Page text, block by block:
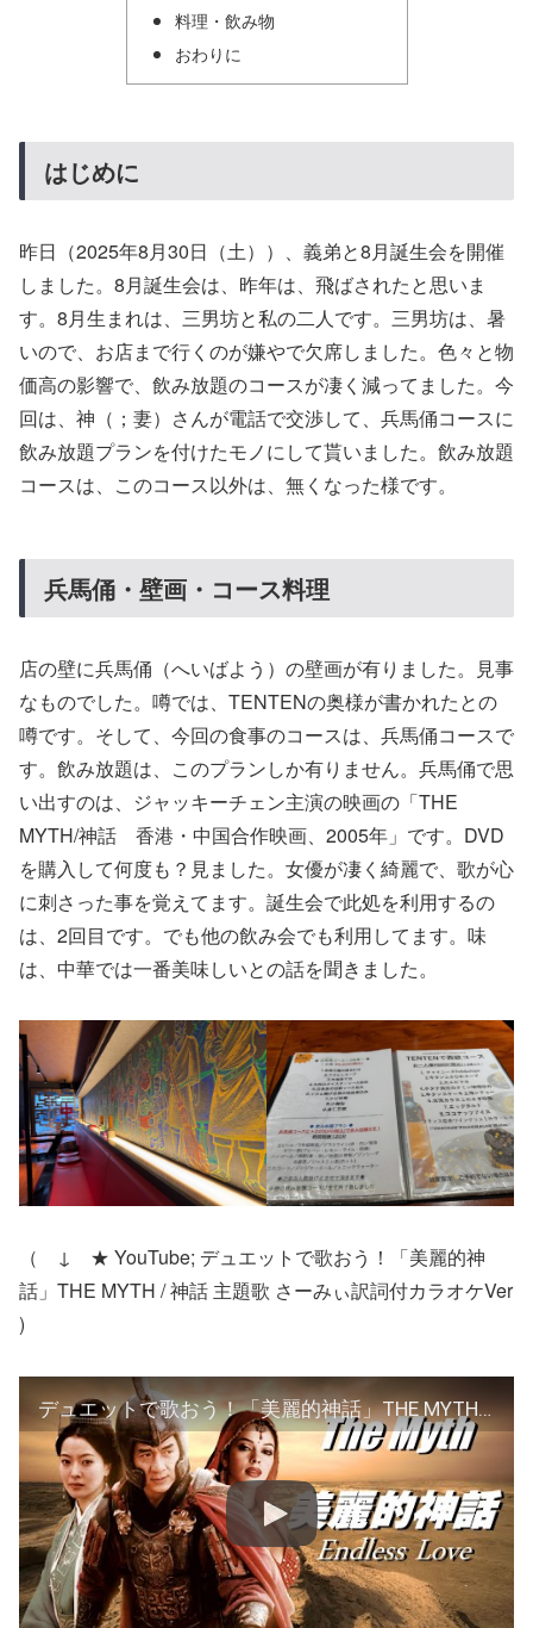
料理・飲み物
おわりに
はじめに
昨日（2025年8月30日（土））、義弟と8月誕生会を開催
しました。8月誕生会は、昨年は、飛ばされたと思いま
す。8月生まれは、三男坊と私の二人です。三男坊は、暑
いので、お店まで行くのが嫌やで欠席しました。色々と物
価高の影響で、飲み放題のコースが凄く減ってました。今
回は、神（；妻）さんが電話で交渉して、兵馬俑コースに
飲み放題プランを付けたモノにして貰いました。飲み放題
コースは、このコース以外は、無くなった様です。
兵馬俑・壁画・コース料理
店の壁に兵馬俑（へいばよう）の壁画が有りました。見事
なものでした。噂では、TENTENの奥様が書かれたとの
噂です。そして、今回の食事のコースは、兵馬俑コースで
す。飲み放題は、このプランしか有りません。兵馬俑で思
い出すのは、ジャッキーチェン主演の映画の「THE
MYTH/神話 香港・中国合作映画、2005年」です。DVD
を購入して何度も？見ました。女優が凄く綺麗で、歌が心
に刺さった事を覚えてます。誕生会で此処を利用するの
は、2回目です。でも他の飲み会でも利用してます。味
は、中華では一番美味しいとの話を聞きました。
（ ↓ ★ YouTube; デュエットで歌おう！「美麗的神
話」THE MYTH / 神話 主題歌 さーみぃ訳詞付カラオケVer
)
デュエットで歌おう！「美麗的神話」THE MYTH / 神話 主題歌 さーみぃ訳詞付カラオケVer.